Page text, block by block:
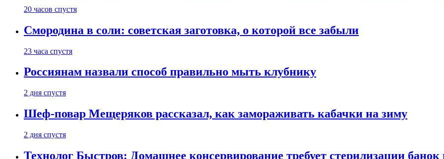
20 часов спустя
Смородина в соли: советская заготовка, о которой все забыли
23 часа спустя
Россиянам назвали способ правильно мыть клубнику
2 дня спустя
Шеф-повар Мещеряков рассказал, как замораживать кабачки на зиму
2 дня спустя
Технолог Быстров: Домашнее консервирование требует стерилизации банок